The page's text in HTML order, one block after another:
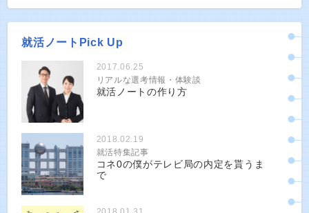
就活ノートPick Up
2017.06.25
リアルな選考情報・体験談
就活ノートの作り方
2018.02.19
就活特集記事
コネ0の僕がテレビ局の内定を貰うま
で